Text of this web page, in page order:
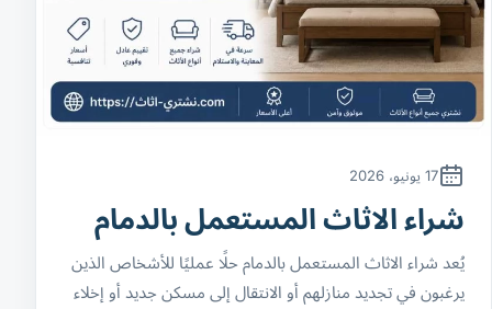
17 يونيو، 2026
شراء الاثاث المستعمل بالدمام
يُعد شراء الاثاث المستعمل بالدمام حلًا عمليًا للأشخاص الذين
يرغبون في تجديد منازلهم أو الانتقال إلى مسكن جديد أو إخلاء